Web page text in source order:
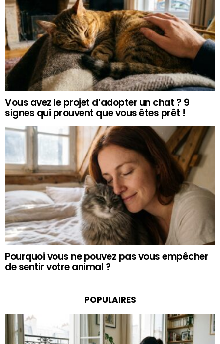
Vous avez le projet d’adopter un chat ? 9
signes qui prouvent que vous êtes prêt !
Pourquoi vous ne pouvez pas vous empêcher
de sentir votre animal ?
POPULAIRES